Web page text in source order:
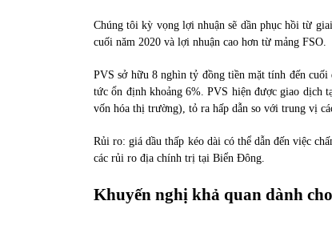
Chúng tôi kỳ vọng lợi nhuận sẽ dần phục hồi từ
cuối năm 2020 và lợi nhuận cao hơn từ mảng FSO.
PVS sở hữu 8 nghìn tỷ đồng tiền mặt tính đến
tức ổn định khoảng 6%. PVS hiện được giao dịch
vốn hóa thị trường), tỏ ra hấp dẫn so với trung vị
Rủi ro: giá dầu thấp kéo dài có thể dẫn đến việc
các rủi ro địa chính trị tại Biển Đông.
Khuyến nghị khả quan dành